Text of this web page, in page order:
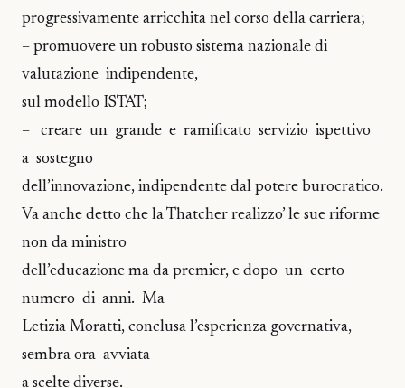
progressivamente arricchita nel corso della carriera;
– promuovere un robusto sistema nazionale di
valutazione indipendente,
sul modello ISTAT;
– creare un grande e ramificato servizio ispettivo
a sostegno
dell’innovazione, indipendente dal potere burocratico.
Va anche detto che la Thatcher realizzo’ le sue riforme
non da ministro
dell’educazione ma da premier, e dopo un certo
numero di anni. Ma
Letizia Moratti, conclusa l’esperienza governativa,
sembra ora avviata
a scelte diverse.